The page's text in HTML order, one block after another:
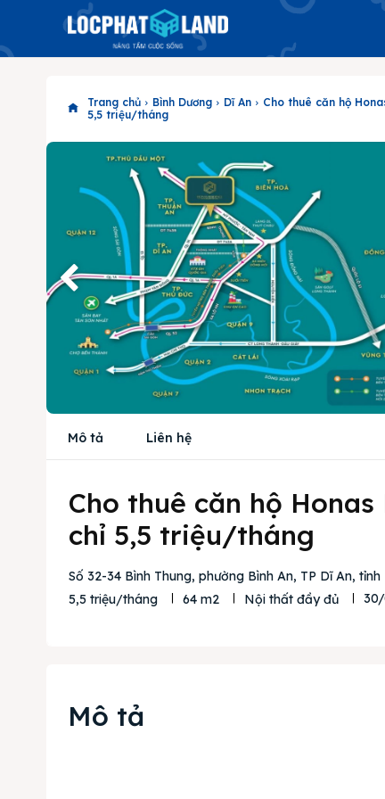
Trang chủ Bình Dương Dĩ An
Cho thuê căn hộ
5,5 triệu/tháng
Mô tả Liên hệ
Cho thuê căn hộ
chỉ 5,5 triệu/tháng
Số 32-34 Bình Thung, phường Bình An, TP Dĩ An,
5,5 triệu/tháng
64 m2 Nội thất đầy đủ
Mô tả